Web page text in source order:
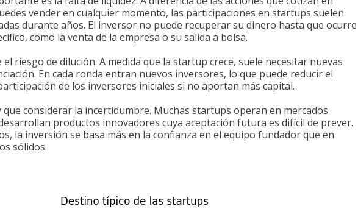
vender en cualquier momento, las participaciones en startups suelen
durante años. El inversor no puede recuperar su dinero hasta que ocurre
como la venta de la empresa o su salida a bolsa.
riesgo de dilución. A medida que la startup crece, suele necesitar nuevas
En cada ronda entran nuevos inversores, lo que puede reducir el
de los inversores iniciales si no aportan más capital.
que considerar la incertidumbre. Muchas startups operan en mercados
productos innovadores cuya aceptación futura es difícil de prever.
la inversión se basa más en la confianza en el equipo fundador que en
sólidos.